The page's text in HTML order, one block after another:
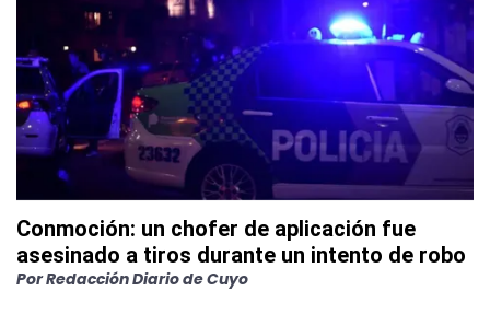
Conmoción: un chofer de aplicación fue
asesinado a tiros durante un intento de robo
PorRedacción Diario de Cuyo